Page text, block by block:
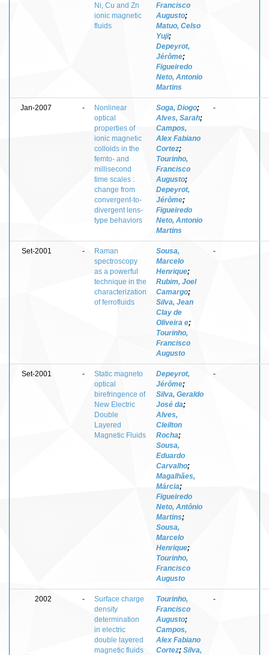
Ni, Cu and Zn
ionic magnetic
fluids
Francisco
Augusto;
Matuo, Celso
Yuji;
Depeyrot,
Jérôme;
Figueiredo
Neto, Antonio
Martins
Jan-2007 -
Nonlinear
optical
properties of
ionic magnetic
colloids in the
femto- and
millisecond
time scales :
change from
convergent-to-
divergent lens-
type behaviors
Soga, Diogo;
Alves, Sarah;
Campos,
Alex Fabiano
Cortez;
Tourinho,
Francisco
Augusto;
Depeyrot,
Jérôme;
Figueiredo
Neto, Antonio
Martins
-
Set-2001 -
Raman
spectroscopy
as a powerful
technique in the
characterization
of ferrofluids
Sousa,
Marcelo
Henrique;
Rubim, Joel
Camargo;
Silva, Jean
Clay de
Oliveira e;
Tourinho,
Francisco
Augusto
-
Set-2001 -
Static magneto
optical
birefringence of
New Electric
Double
Layered
Magnetic Fluids
Depeyrot,
Jérôme;
Silva, Geraldo
José da;
Alves,
Cleilton
Rocha;
Sousa,
Eduardo
Carvalho;
Magalhães,
Márcia;
Figueiredo
Neto, Antônio
Martins;
Sousa,
Marcelo
Henrique;
Tourinho,
Francisco
Augusto
-
2002 -
Surface charge
density
determination
in electric
double layered
magnetic fluids
Tourinho,
Francisco
Augusto;
Campos,
Alex Fabiano
Cortez; Silva,
-